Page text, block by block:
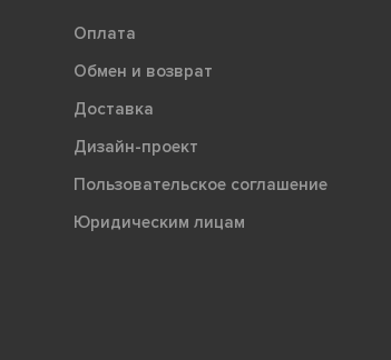
Оплата
Обмен и возврат
Доставка
Дизайн-проект
Пользовательское соглашение
Юридическим лицам